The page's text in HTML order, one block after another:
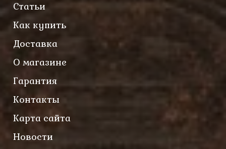
Статьи
Как купить
Доставка
О магазине
Гарантия
Контакты
Карта сайта
Новости